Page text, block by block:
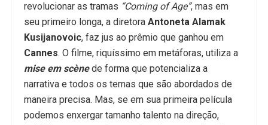
revolucionar as tramas “Coming of Age”, mas em
seu primeiro longa, a diretora Antoneta Alamak
Kusijanovoic, faz jus ao prêmio que ganhou em
Cannes. O filme, riquíssimo em metáforas, utiliza a
mise em scènede forma que potencializa a
narrativa e todos os temas que são abordados de
maneira precisa. Mas, se em sua primeira película
podemos enxergar tamanho talento na direção,